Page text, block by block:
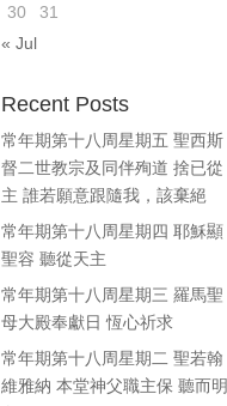
30
31
« Jul
Recent Posts
常年期第十八周星期五 聖西斯
督二世教宗及同伴殉道 捨已從
主 誰若願意跟隨我，該棄絕
常年期第十八周星期四 耶穌顯
聖容 聽從天主
常年期第十八周星期三 羅馬聖
母大殿奉獻日 恆心祈求
常年期第十八周星期二 聖若翰
維雅納 本堂神父職主保 聽而明